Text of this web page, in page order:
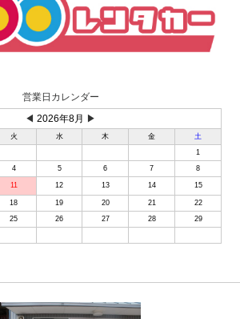
営業日カレンダー
◀ 2026年8月 ▶
火 水 木 金
土
1
4 5 6 7 8
11 12 13 14 15
18 19 20 21
22
25 26 27 28
29